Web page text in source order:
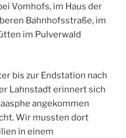
Vomhofs, im Haus der
Bahnhofsstraße, im
im Pulverwald
bis zur Endstation nach
Lahnstadt erinnert sich
angekommen
Wir mussten dort
in einem